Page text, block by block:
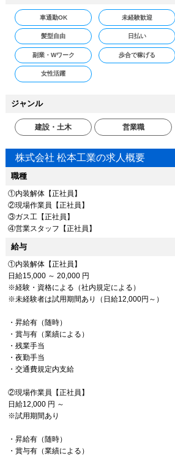
車通勤OK 未経験歓迎
髪型自由 日払い
副業・Wワーク 歩合で稼げる
女性活躍
ジャンル
建設・土木 営業職
株式会社 松本工業の求人概要
職種
①内装解体【正社員】
②現場作業員【正社員】
③ガス工【正社員】
④営業スタッフ【正社員】
給与
①内装解体【正社員】
日給15,000 ～ 20,000 円
※経験・資格による（社内規定による）
※未経験者は試用期間あり（日給12,000円～）
・昇給有（随時）
・賞与有（業績による）
・残業手当
・夜勤手当
・交通費規定内支給
②現場作業員【正社員】
日給12,000 円 ～
※試用期間あり
・昇給有（随時）
・賞与有（業績による）